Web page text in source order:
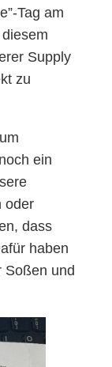
Tag am
Supply
zu
ein
oder
dass
haben
Soßen und